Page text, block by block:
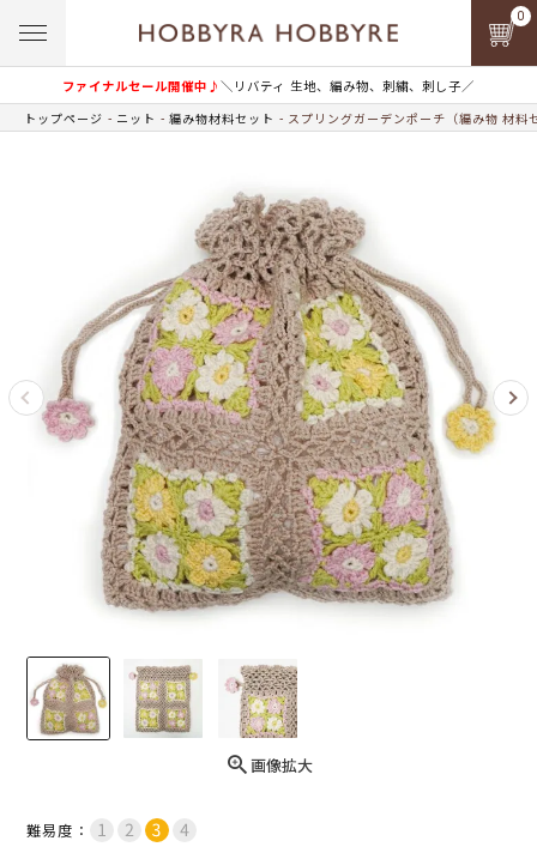
ファイナルセール開催中♪＼リバティ 生地、編み物、刺繍、刺し子／
0
トップページ ニット 編み物材料セット スプリングガーデンポーチ（編み物 材料
画像拡大
難易度：